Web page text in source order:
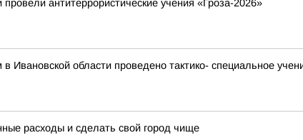
антитеррористические учения «Гроза-2026»
Ивановской области проведено тактико- специальное
расходы и сделать свой город чище